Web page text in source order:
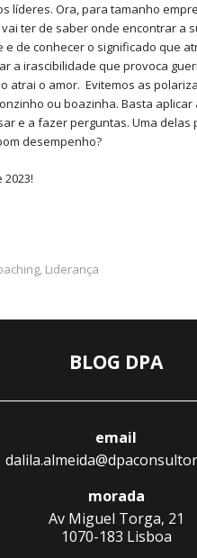
líderes. Ora, para tamanho
ter de saber onde encontrar a
e de conhecer o significado que
a irascibilidade que provoca
atrai o amor. Evitemos as
ou boazinha. Basta aplicar
e a fazer perguntas. Uma delas
desempenho?
, Liderança
BLOG DPA
email
morada
Av Miguel Torga, 21
1070-183 Lisboa